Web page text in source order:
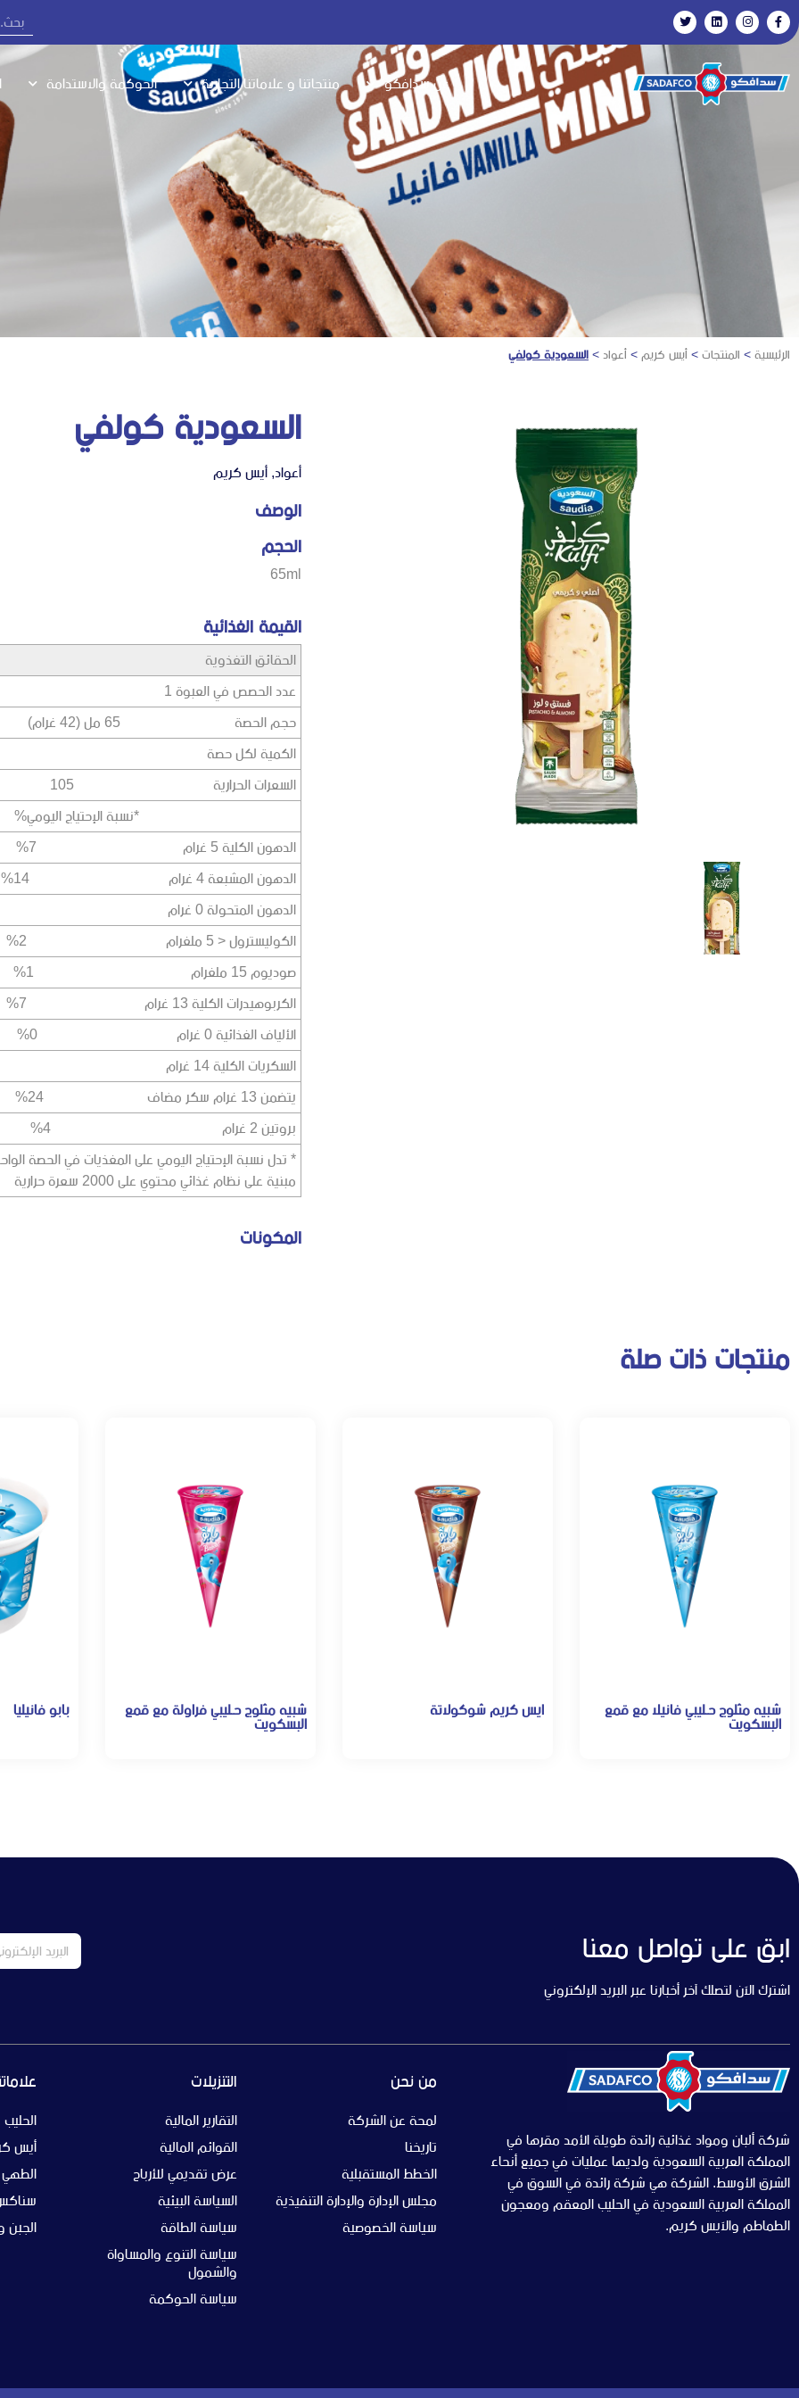
عن سدافكو منتجاتنا و علاماتنا التجارية الحوكمة والاستدامة
الرئيسية > المنتجات > أيس كريم > أعواد > السعودية كولفي
السعودية كولفي
أعواد, أيس كريم
الوصف
الحجم
65ml
القيمة الغذائية
الحقائق التغذوية
عدد الحصص في العبوة 1
حجم الحصة 65 مل (42 غرام)
الكمية لكل حصة
السعرات الحرارية 105
*نسبة الإحتياج اليومي%
الدهون الكلية 5 غرام 7%
الدهون المشبعة 4 غرام 14%
الدهون المتحولة 0 غرام
الكوليسترول < 5 ملغرام 2%
صوديوم 15 ملغرام 1%
الكربوهيدرات الكلية 13 غرام 7%
الألياف الغذائية 0 غرام 0%
السكريات الكلية 14 غرام
يتضمن 13 غرام سكر مضاف 24%
بروتين 2 غرام 4%
* تدل نسبة الإحتياج اليومي على المغذيات في الحصة
مبنية على نظام غذائي محتوي على 2000 سعرة حرارية
المكونات
منتجات ذات صلة
شبيه مثلوج حـليبي فانيلا مع قمع
البسكويت
ايس كريم شوكولاتة
شبيه مثلوج حـليبي فراولة مع قمع
البسكويت
بابو فانيليا
ابق على تواصل معنا
اشترك الآن لتصلك آخر أخبارنا عبر البريد الإلكتروني
شركة ألبان ومواد غذائية رائدة طويلة الأمد مقرها في
المملكة العربية السعودية ولديها عمليات في جميع أنحاء
الشرق الأوسط. الشركة هي شركة رائدة في السوق في
المملكة العربية السعودية في الحليب المعقم ومعجون
الطماطم والآيس كريم.
من نحن
لمحة عن الشركة
تاريخنا
الخطط المستقبلية
مجلس الإدارة والإدارة التنفيذية
سياسة الخصوصية
التنزيلات
التقارير المالية
القوائم المالية
عرض تقديمي للأرباح
السياسة البيئية
سياسة الطاقة
سياسة التنوع والمساواة
والشمول
سياسة الحوكمة
الحليب
أيس
الطهي
الجبن